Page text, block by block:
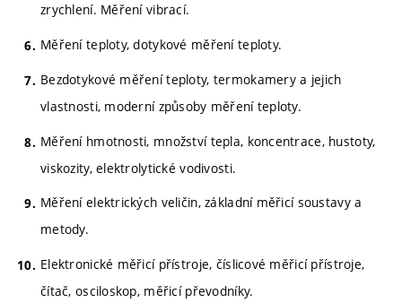
zrychlení. Měření vibrací.
Měření teploty, dotykové měření teploty.
Bezdotykové měření teploty, termokamery a jejich
vlastnosti, moderní způsoby měření teploty.
Měření hmotnosti, množství tepla, koncentrace, hustoty,
viskozity, elektrolytické vodivosti.
Měření elektrických veličin, základní měřicí soustavy a
metody.
Elektronické měřicí přístroje, číslicové měřicí přístroje,
čítač, osciloskop, měřicí převodníky.